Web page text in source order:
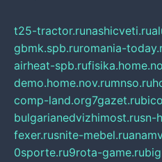
t25-tractor.runashicveti.ru
gbmk.spb.ruromania-
airheat-spb.ru
demo.home.nov.rumnso.ru
comp-land.org7gazet.ru
bulgarianedvizhimost.rusn-
fexer.rusnite-mebel.ru
0sporte.ru9rota-game.ru